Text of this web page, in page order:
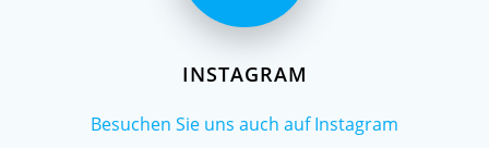
INSTAGRAM
Besuchen Sie uns auch auf Instagram